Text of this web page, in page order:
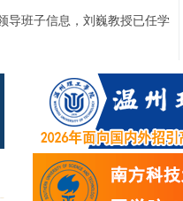
的事情
导班子信息，刘巍教授已任学